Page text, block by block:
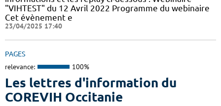
"VIHTEST" du 12 Avril 2022 Programme du webinaire
Cet évènement e
23/04/2025 17:40
PAGES
relevance: 100%
Les lettres d'information du
COREVIH Occitanie